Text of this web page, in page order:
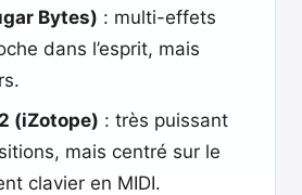
Bytes) : multi-effets
dans l’esprit, mais
(iZotope) : très puissant
mais centré sur le
clavier en MIDI.